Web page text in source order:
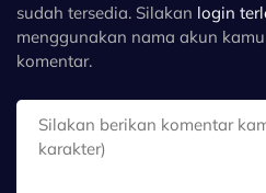
sudah tersedia. Silakan login
menggunakan nama akun
komentar.